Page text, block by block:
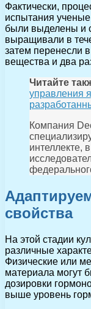
Фактически,
испытания
были выделены и
выращивали в
затем перенесли
вещества и два
Читайте
управления
Компания
интеллекте,
свойства
На этой стадии
различные
Физические или
материала могут
дозировки
выше уровень